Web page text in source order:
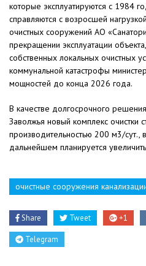
которые эксплуатируются с 1984
справляются с возросшей
очистных сооружений АО
прекращении эксплуатации
собственных локальных очистных
коммунальной катастрофы
мощностей до конца 2026 года.
В качестве долгосрочного
Заволжья новый комплекс очистки
производительностью 200 м3/
дальнейшем планируется
очистные сооружения
Share Tweet +1
Telegram